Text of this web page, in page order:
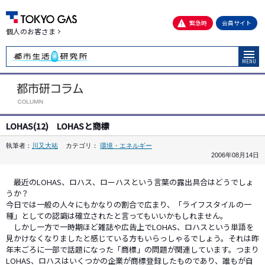
個人のお客さま
緊急時 会員サイト
MENU
LOHAS(12) LOHASと商標
執筆者： 川又大祐 カテゴリ： 環境・エネルギー
2006年08月14日
最近のLOHAS、ロハス、ローハスという言葉の露出具合はどうでしょ
うか？
今日では一般の人々にもかなりの割合で広まり、「ライフスタイルの一
種」としての認識は確立されたと言ってもいいかもしれません。
しかし一方で一時期ほど雑誌や広告上でLOHAS、ロハスという単語を
見かけなくなりましたと感じている方もいらっしゃるでしょう。それは昨
年末ごろに一部で話題になった「商標」の問題が関連しています。つまり
LOHAS、ロハスはいくつかの企業が商標登録したものであり、誰もが自